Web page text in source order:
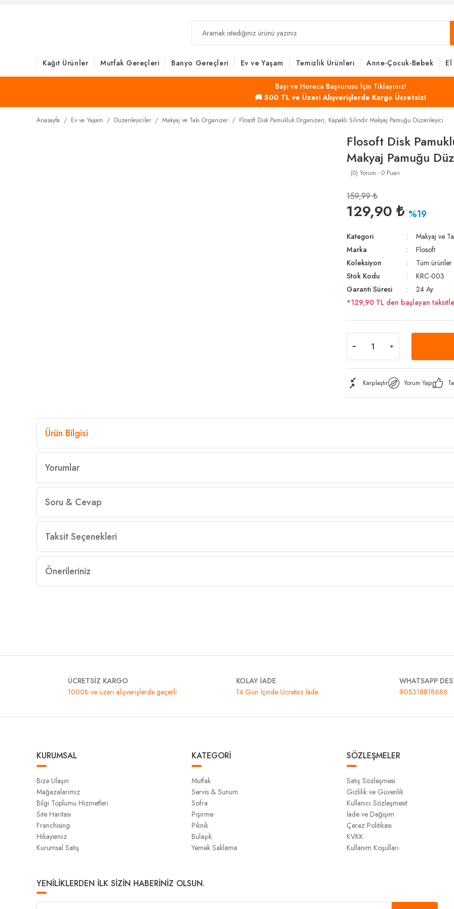
Kağıt Ürünler Mutfak Gereçleri Banyo Gereçleri Ev ve Yaşam Temizlik Ürünleri Anne-Çocuk-Bebek
Bayi ve Horeca Başvurusu İçin Tıklayınız!
🚚 500 TL ve Üzeri Alışverişlerde Kargo Ücretsiz!
Anasayfa Ev ve Yaşam Düzenleyiciler Makyaj ve Takı Organizer Flosoft Disk Pamukluk Organizeri, Kapaklı Silindir Makyaj Pamuğu Düzenleyici
Flosoft Disk
Makyaj Pamuğu
(0) Yorum - 0 Puan
159,99 ₺
129,90 ₺ %19
Kategori
Makyaj ve
Marka
Flosoft
Koleksiyon
Tüm ürünler
Stok Kodu
KRC-003
Garanti Süresi
24 Ay
*129,90 TL den başlayan
Karşılaştır Yorum Yap
Ürün Bilgisi
Yorumlar
Soru & Cevap
Taksit Seçenekleri
Önerileriniz
ÜCRETSİZ KARGO
1000₺ ve üzeri alışverişlerde geçerli
KOLAY İADE
14 Gün İçinde Ücretsiz İade
WHATSAPP
905318818686
KURUMSAL
Bize Ulaşın
Mağazalarımız
Bilgi Toplumu Hizmetleri
Site Haritası
Franchising
Hikayemiz
Kurumsal Satış
KATEGORİ
Mutfak
Servis & Sunum
Sofra
Pişirme
Piknik
Bulaşık
Yemek Saklama
SÖZLEŞMELER
Satış Sözleşmesi
Gizlilik ve Güvenlik
Kullanıcı Sözleşmesit
İade ve Değişim
Çerez Politikası
KVKK
Kullanım Koşulları
YENİLİKLERDEN İLK SİZİN HABERİNİZ OLSUN.